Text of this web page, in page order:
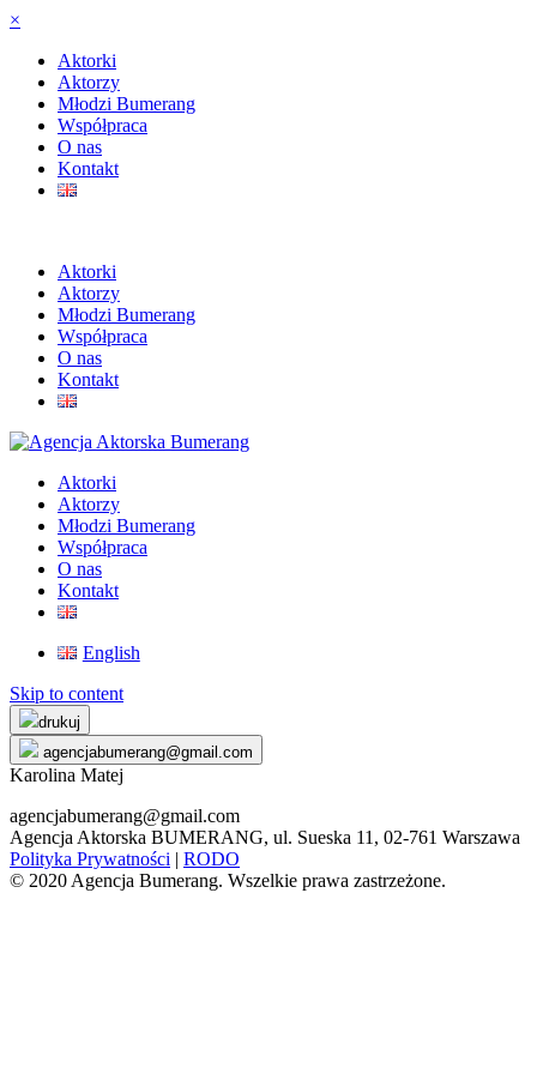
×
Aktorki
Aktorzy
Młodzi Bumerang
Współpraca
O nas
Kontakt
Aktorki
Aktorzy
Młodzi Bumerang
Współpraca
O nas
Kontakt
Aktorki
Aktorzy
Młodzi Bumerang
Współpraca
O nas
Kontakt
English
Skip to content
drukuj
agencjabumerang@gmail.com
Karolina Matej
agencjabumerang@gmail.com
Agencja Aktorska BUMERANG, ul. Sueska 11, 02-761 Warszawa
Polityka Prywatności | RODO
© 2020 Agencja Bumerang. Wszelkie prawa zastrzeżone.